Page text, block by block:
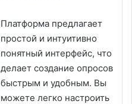
Платформа предлагает
простой и интуитивно
понятный интерфейс, что
делает создание опросов
быстрым и удобным. Вы
можете легко настроить